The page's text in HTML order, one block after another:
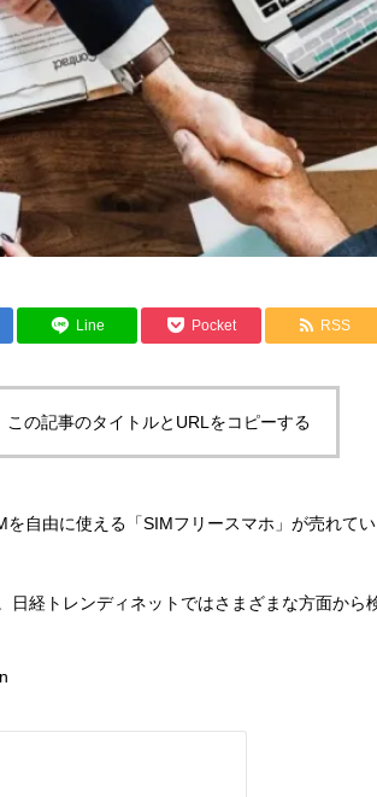
Line Pocket RSS
この記事のタイトルとURLをコピーする
自由に使える「SIMフリースマホ」が売れて
経トレンディネットではさまざまな方面から